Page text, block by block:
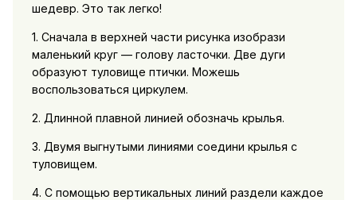
шедевр. Это так легко!
1. Сначала в верхней части рисунка изобрази
маленький круг — голову ласточки. Две дуги
образуют туловище птички. Можешь
воспользоваться циркулем.
2. Длинной плавной линией обозначь крылья.
3. Двумя выгнутыми линиями соедини крылья с
туловищем.
4. С помощью вертикальных линий раздели каждое